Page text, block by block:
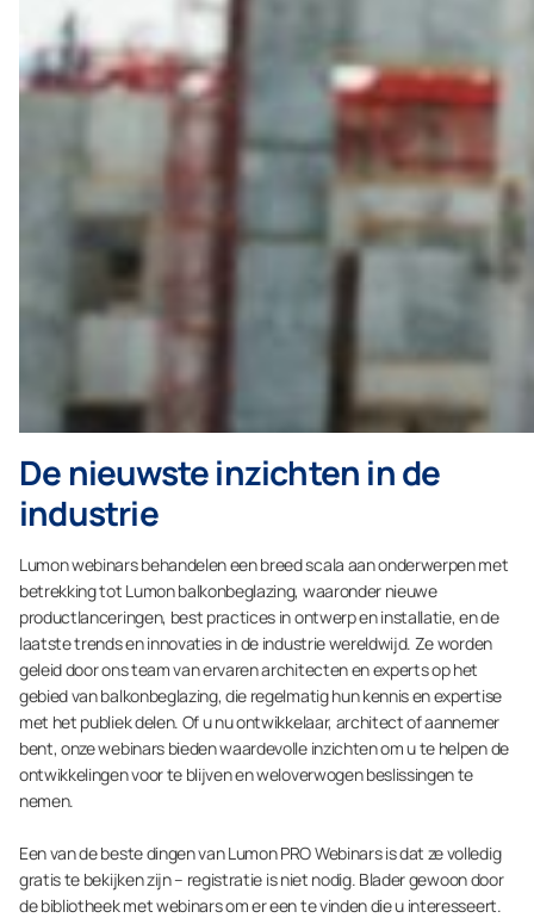
De nieuwste inzichten in de
industrie
Lumon webinars behandelen een breed scala aan onderwerpen met
betrekking tot Lumon balkonbeglazing, waaronder nieuwe
productlanceringen, best practices in ontwerp en installatie, en de
laatste trends en innovaties in de industrie wereldwijd. Ze worden
geleid door ons team van ervaren architecten en experts op het
gebied van balkonbeglazing, die regelmatig hun kennis en expertise
met het publiek delen. Of u nu ontwikkelaar, architect of aannemer
bent, onze webinars bieden waardevolle inzichten om u te helpen de
ontwikkelingen voor te blijven en weloverwogen beslissingen te
nemen.
Een van de beste dingen van Lumon PRO Webinars is dat ze volledig
gratis te bekijken zijn – registratie is niet nodig. Blader gewoon door
de bibliotheek met webinars om er een te vinden die u interesseert.